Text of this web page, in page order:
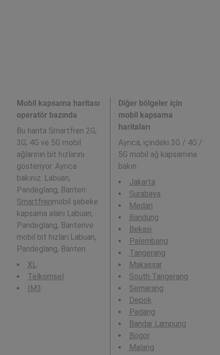
Mobil kapsama haritası
operatör bazında
Bu harita Smartfren 2G,
3G, 4G ve 5G mobil
ağlarının bit hızlarını
gösteriyor. Ayrıca
bakınız: Labuan,
Pandeglang, Banten
Smartfrenmobil şebeke
kapsama alanı Labuan,
Pandeglang, Bantenve
mobil bit hızları.Labuan,
Pandeglang, Banten
XL
Telkomsel
IM3
Diğer bölgeler için
mobil kapsama
haritaları
Ayrıca, içindeki 3G / 4G /
5G mobil ağ kapsamına
bakın :
Jakarta
Surabaya
Medan
Bandung
Bekasi
Palembang
Tangerang
Makassar
South Tangerang
Semarang
Depok
Padang
Bandar Lampung
Bogor
Malang